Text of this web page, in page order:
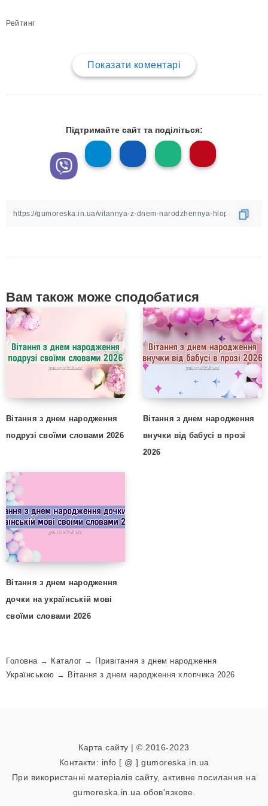
Рейтинг
Показати коментарі
Підтримайте сайт та поділіться:
Вам також може сподобатися
Вітання з днем народження
подрузі своїми словами 2026
Вітання з днем народження
внучки від бабусі в прозі
2026
Вітання з днем народження
дочки на українській мові
своїми словами 2026
Головна→ Каталог → Привітання з днем народження
Українською → Вітання з днем народження хлопчика 2026
Карта сайту | © 2016-2023
Контакти: info [ @ ] gumoreska.in.ua
При використанні матеріалів сайту, активне посилання на
gumoreska.in.ua обов'язкове.